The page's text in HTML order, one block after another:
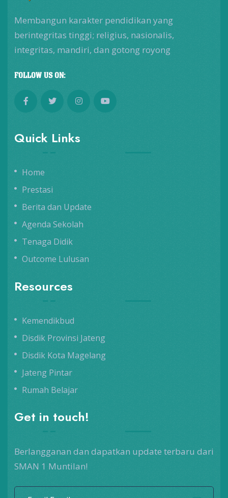
Membangun karakter pendidikan yang
berintegritas tinggi; religius, nasionalis,
integritas, mandiri, dan gotong royong
FOLLOW US ON:
Quick Links
Home
Prestasi
Berita dan Update
Agenda Sekolah
Tenaga Didik
Outcome Lulusan
Resources
Kemendikbud
Disdik Provinsi Jateng
Disdik Kota Magelang
Jateng Pintar
Rumah Belajar
Get in touch!
Berlangganan dan dapatkan update terbaru dari
SMAN 1 Muntilan!